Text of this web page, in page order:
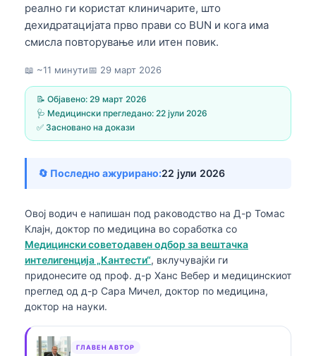
реално ги користат клиничарите, што
дехидратацијата прво прави со BUN и кога има
смисла повторување или итен повик.
📖 ~11 минути📅 29 март 2026
📝 Објавено: 29 март 2026
🩺 Медицински прегледано: 22 јули 2026
✅ Засновано на докази
🔄 Последно ажурирано:22 јули 2026
Овој водич е напишан под раководство на Д-р Томас
Клајн, доктор по медицина во соработка со
Медицински советодавен одбор за вештачка
интелигенција „Кантести“, вклучувајќи ги
придонесите од проф. д-р Ханс Вебер и медицинскиот
преглед од д-р Сара Мичел, доктор по медицина,
доктор на науки.
ГЛАВЕН АВТОР